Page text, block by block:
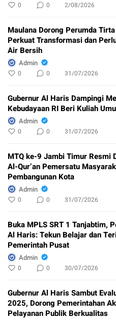
0 0 2/08/2026
Maulana Dorong Perumda
Perkuat Transformasi dan
Air Bersih
Admin
0 0 31/07/2026
Gubernur Al Haris Dampingi
Kebudayaan RI Beri Kuliah
Admin
0 0 31/07/2026
MTQ ke-9 Jambi Timur Resmi
Al-Qur’an Pemersatu
Pembangunan Kota
Admin
0 0 31/07/2026
Buka MPLS SRT 1 Tanjabtim,
Al Haris: Tekun Belajar dan
Pemerintah Pusat
Admin
0 0 30/07/2026
Gubernur Al Haris Sambut
2025, Dorong Pemerintahan
Pelayanan Publik Berkualitas